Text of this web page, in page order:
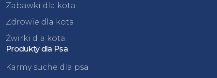
Zabawki dla kota
Zdrowie dla kota
Żwirki dla kota
Produkty dla Psa
Karmy suche dla psa